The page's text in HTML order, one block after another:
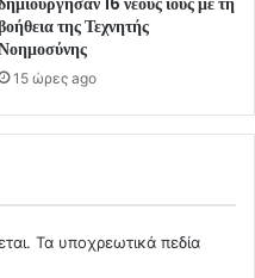
της Τεχνητής
15 ώρες ago
Τα υποχρεωτικά πεδία